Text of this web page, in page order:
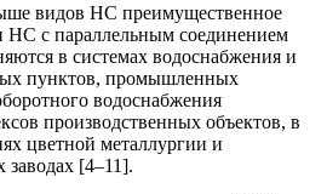
видов НС преимущественное
НС с параллельным соединением
в системах водоснабжения и
пунктов, промышленных
водоснабжения
производственных объектов, в
цветной металлургии и
[4–11].